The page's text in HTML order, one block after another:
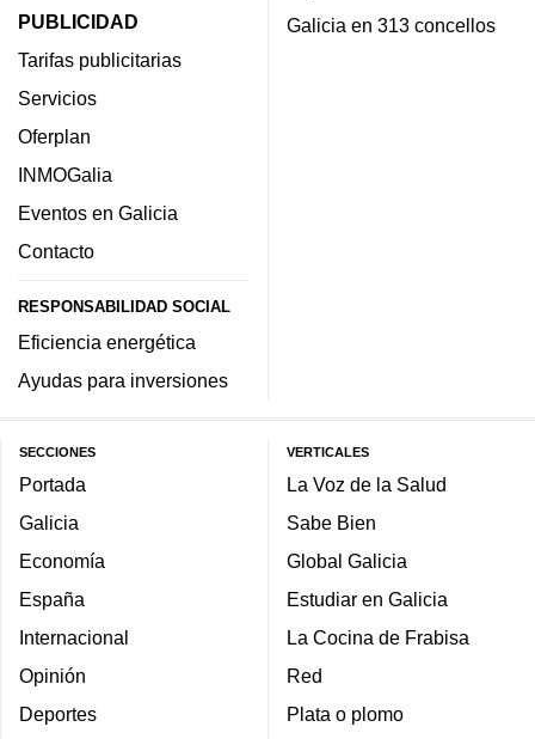
PUBLICIDAD
Tarifas publicitarias
Servicios
Oferplan
INMOGalia
Eventos en Galicia
Contacto
RESPONSABILIDAD SOCIAL
Eficiencia energética
Ayudas para inversiones
Galicia en 313 concellos
SECCIONES
Portada
Galicia
Economía
España
Internacional
Opinión
Deportes
VERTICALES
La Voz de la Salud
Sabe Bien
Global Galicia
Estudiar en Galicia
La Cocina de Frabisa
Red
Plata o plomo